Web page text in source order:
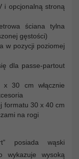
i opcjonalną stroną
ściana tylna
gęstości)
w pozycji poziomej
dla passe-partout
30 cm włącznie
formatu 30 x 40 cm
na rogi
posiada wąski
wysoką